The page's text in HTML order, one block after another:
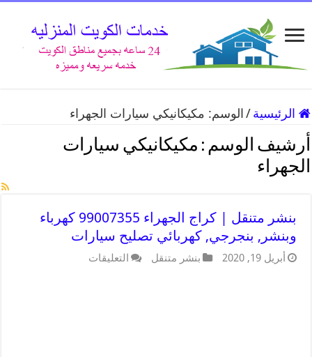
الرئيسية / الوسم: مكيكانيكي سيارات الجهراء
أرشيف الوسم : مكيكانيكي سيارات
الجهراء
بنشر متنقل | كراج الجهراء 99007355 كهرباء
وبنشر, بنجرجي, كهربائي تصليح سيارات
أبريل 19, 2020 بنشر متنقل التعليقات